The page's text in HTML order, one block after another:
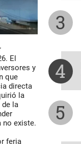
El
y
que
directa
la
de la
no existe.
feria